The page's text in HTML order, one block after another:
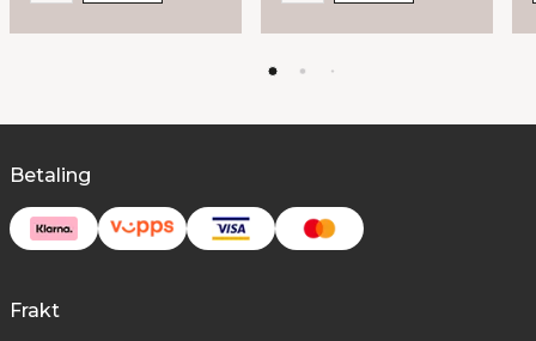
Betaling
Frakt